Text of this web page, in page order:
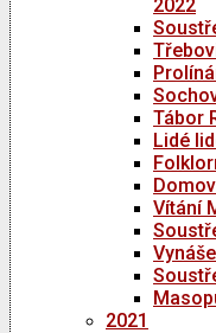
2022
Tábor
Lidé
Vítání
2021